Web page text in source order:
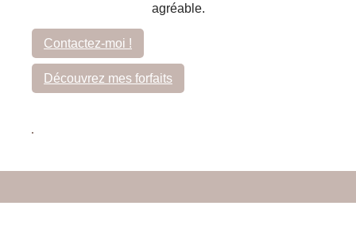
agréable.
Contactez-moi !
Découvrez mes forfaits